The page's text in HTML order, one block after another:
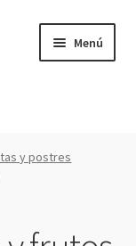
Menú
hijo
y postres